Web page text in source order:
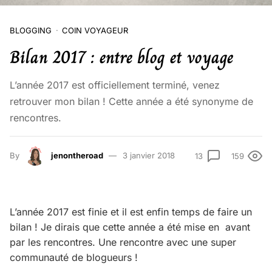
BLOGGING COIN VOYAGEUR
Bilan 2017 : entre blog et voyage
L’année 2017 est officiellement terminé, venez
retrouver mon bilan ! Cette année a été synonyme de
rencontres.
By jenontheroad 3 janvier 2018 13 159
L’année 2017 est finie et il est enfin temps de faire un
bilan ! Je dirais que cette année a été mise en avant
par les rencontres. Une rencontre avec une super
communauté de blogueurs !